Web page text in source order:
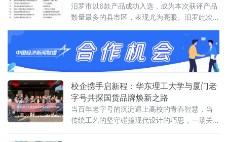
汨罗市以6款产品成功入选，成为本次获评产品
数量最多的县市区，表现尤为亮眼。汨罗此次
子、长乐甜酒、姜盐芝麻豆子茶、葛根粉等，
既有承载人文气息的非遗文创，也有极具风味
的地方特产，充分展现了汨罗深厚的文化底蕴
与丰富
校企携手启新程：华东理工大学与厦门老
字号共探国货品牌焕新之路
当百年老字号的沉淀遇上高校的青春智慧，当
传统工艺的坚守碰撞现代设计的巧思，一场关